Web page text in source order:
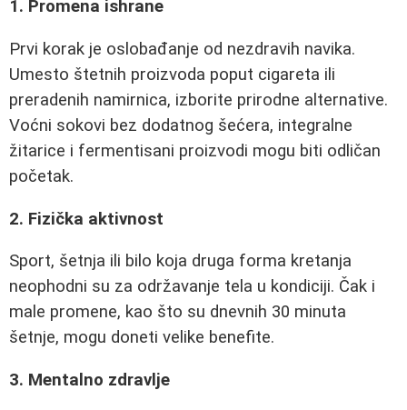
1. Promena ishrane
Prvi korak je oslobađanje od nezdravih navika.
Umesto štetnih proizvoda poput cigareta ili
preradenih namirnica, izborite prirodne alternative.
Voćni sokovi bez dodatnog šećera, integralne
žitarice i fermentisani proizvodi mogu biti odličan
početak.
2. Fizička aktivnost
Sport, šetnja ili bilo koja druga forma kretanja
neophodni su za održavanje tela u kondiciji. Čak i
male promene, kao što su dnevnih 30 minuta
šetnje, mogu doneti velike benefite.
3. Mentalno zdravlje